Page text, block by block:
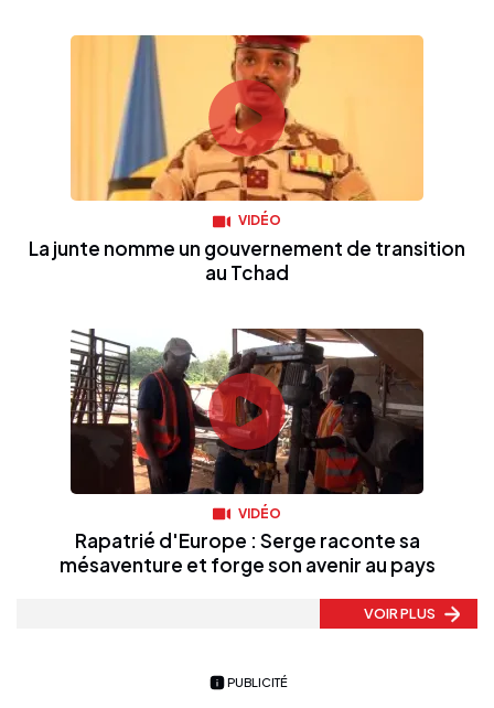
VIDÉO
La junte nomme un gouvernement de transition
au Tchad
VIDÉO
Rapatrié d'Europe : Serge raconte sa
mésaventure et forge son avenir au pays
VOIR PLUS
PUBLICITÉ